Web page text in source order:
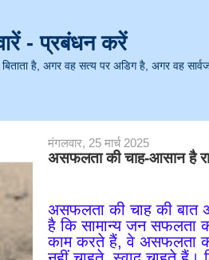
- प्रबंधन करें
बिताता है, अगर वह सत्य पर अडिग है, अगर वह
मंगलवार, 25 मार्च 2025
असफलता की चाह-आसान है
असफलता की चाह की बात
है कि सामान्य जन सफलता
काम करते हैं, वे असफलता